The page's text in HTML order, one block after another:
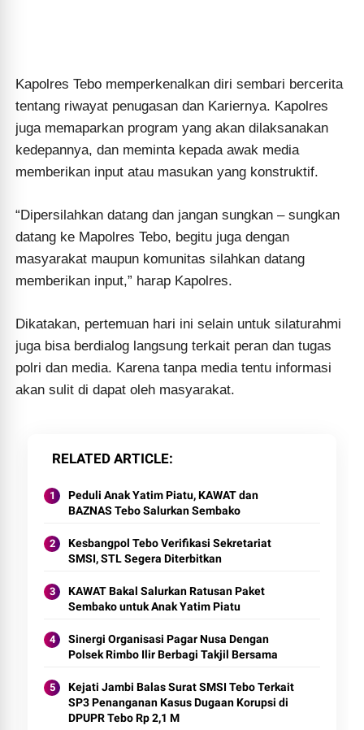
Kapolres Tebo memperkenalkan diri sembari bercerita
tentang riwayat penugasan dan Kariernya. Kapolres
juga memaparkan program yang akan dilaksanakan
kedepannya, dan meminta kepada awak media
memberikan input atau masukan yang konstruktif.
“Dipersilahkan datang dan jangan sungkan – sungkan
datang ke Mapolres Tebo, begitu juga dengan
masyarakat maupun komunitas silahkan datang
memberikan input,” harap Kapolres.
Dikatakan, pertemuan hari ini selain untuk silaturahmi
juga bisa berdialog langsung terkait peran dan tugas
polri dan media. Karena tanpa media tentu informasi
akan sulit di dapat oleh masyarakat.
RELATED ARTICLE
Peduli Anak Yatim Piatu, KAWAT dan
BAZNAS Tebo Salurkan Sembako
Kesbangpol Tebo Verifikasi Sekretariat
SMSI, STL Segera Diterbitkan
KAWAT Bakal Salurkan Ratusan Paket
Sembako untuk Anak Yatim Piatu
Sinergi Organisasi Pagar Nusa Dengan
Polsek Rimbo Ilir Berbagi Takjil Bersama
Kejati Jambi Balas Surat SMSI Tebo Terkait
SP3 Penanganan Kasus Dugaan Korupsi di
DPUPR Tebo Rp 2,1 M